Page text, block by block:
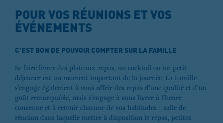
POUR VOS RÉUNIONS ET VOS
ÉVÉNEMENTS
C’EST BON DE POUVOIR COMPTER SUR LA FAMILLE
Se faire livrer des plateaux-repas, un cocktail ou un petit
déjeuner est un moment important de la journée. La Famille
s’engage également à vous offrir des repas d’une qualité et d’un
goût remarquable, mais s’engage à vous livrer à l’heure
convenue et à retenir chacune de vos habitudes : salle de
réunion dans laquelle mettre à disposition le repas, petites